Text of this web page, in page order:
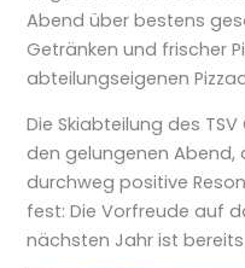
Abend über bestens
Getränken und frischer
abteilungseigenen
Die Skiabteilung des
den gelungenen Abend,
durchweg positive
fest: Die Vorfreude auf
nächsten Jahr ist